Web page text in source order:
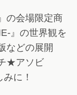
の会場限定商
』の世界観を
などの展開
★アソビ
に！